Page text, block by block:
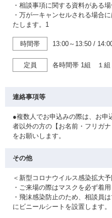
・相談事項に関する資料がある
・万が一キャンセルされる場合
たします。1
時間帯 13:00～13:50 /
定員 各時間帯 1組 １組
連絡事項等
●複数人でお申込みの際は、お申
者以外の方の【お名前・フリガ
をお願いします。
その他
＜新型コロナウイルス感染拡大
・ご来場の際はマスクを必ず着用
・飛沫感染防止のため、相談員
にビニールシートを設置します。